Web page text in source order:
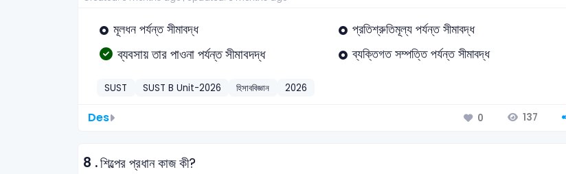
মূলধন পর্যন্ত সীমাবদ্ধ প্রতিশ্রুতিমূল্য পর্যন্ত সীমাবদ্ধ
ব্যবসায় তার পাওনা পর্যন্ত সীমাবদদ্ধ ব্যক্তিগত সম্পত্তি পর্যন্ত সীমাবদ্ধ
SUST SUST B Unit-2026 হিসাববিজ্ঞান 2026
Des 0 137
8 .শিল্পের প্রধান কাজ কী?